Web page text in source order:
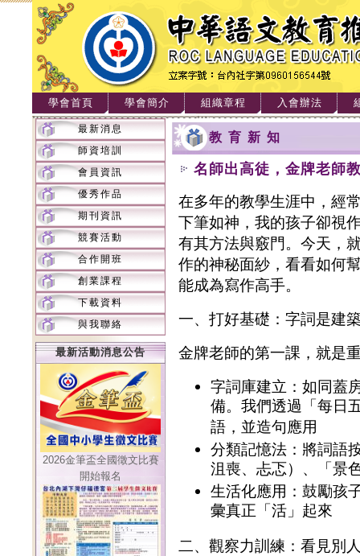
學會首頁 學會簡介 組織章程 入會辦法
最新消息
師資培訓
會員資訊
優秀作品
期刊資訊
競賽活動
合作開班
創業課程
下載資料
與我聯絡
最新活動消息公告
2026金筆盃全國徵文比賽
開始報名
教育新知
名師出高徒，金牌老師
在多年的教學生涯中，經
下筆如神，我的孩子卻視
有其方法與竅門。今天，
作的神秘面紗，看看如何
能成為寫作高手。
一、打好基礎：字詞是建
金牌老師的第一課，就是
字詞庫建立：如同蓋
備。我們透過「每日
語，並造句應用
分類記憶法：將詞語
沮喪、忐忑）、「景
生活化應用：鼓勵孩
彙真正「活」起來
二、觀察力訓練：看見別